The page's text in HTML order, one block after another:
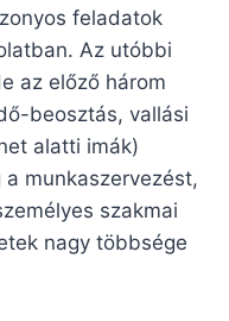
feladatok
Az utóbbi
az előző három
beosztás, vallási
alatti imák)
munkaszervezést,
szakmai
nagy többsége